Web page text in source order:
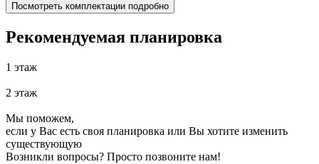
Посмотреть комплектации подробно
Рекомендуемая планировка
1 этаж
2 этаж
Мы поможем,
если у Вас есть своя планировка или Вы хотите изменить
существующую
Возникли вопросы? Просто позвоните нам!